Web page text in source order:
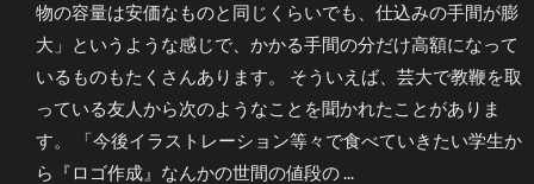
物の容量は安価なものと同じくらいでも、仕込みの手間が膨
大」というような感じで、かかる手間の分だけ高額になって
いるものもたくさんあります。 そういえば、芸大で教鞭を取
っている友人から次のようなことを聞かれたことがありま
す。 「今後イラストレーション等々で食べていきたい学生か
ら『ロゴ作成』なんかの世間の値段の ...